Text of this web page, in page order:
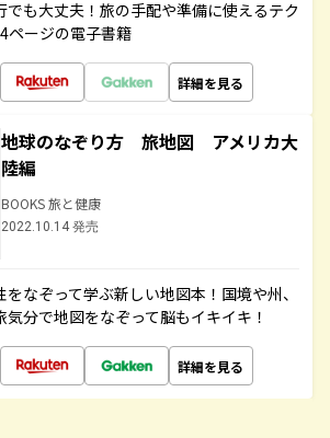
でも大丈夫！旅の手配や準備に使えるテク
ページの電子書籍
詳細を見る
地球のなぞり方 旅地図 アメリカ大
陸編
BOOKS 旅と健康
2022.10.14 発売
なぞって学ぶ新しい地図本！国境や州、
分で地図をなぞって脳もイキイキ！
詳細を見る